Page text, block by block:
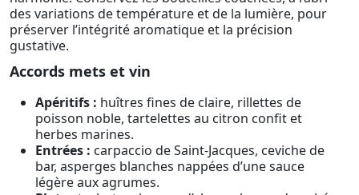
des variations de température et de la lumière, pour
préserver l’intégrité aromatique et la précision
gustative.
Accords mets et vin
Apéritifs : huîtres fines de claire, rillettes de
poisson noble, tartelettes au citron confit et
herbes marines.
Entrées : carpaccio de Saint-Jacques, ceviche de
bar, asperges blanches nappées d’une sauce
légère aux agrumes.